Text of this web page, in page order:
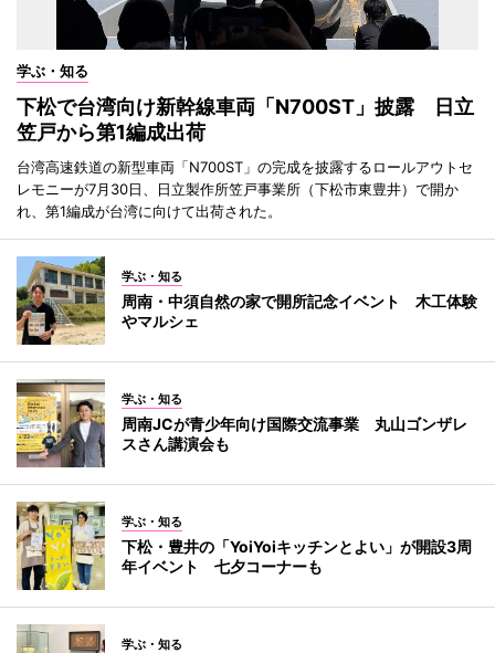
学ぶ・知る
下松で台湾向け新幹線車両「N700ST」披露 日立
笠戸から第1編成出荷
台湾高速鉄道の新型車両「N700ST」の完成を披露するロールアウトセ
レモニーが7月30日、日立製作所笠戸事業所（下松市東豊井）で開か
れ、第1編成が台湾に向けて出荷された。
学ぶ・知る
周南・中須自然の家で開所記念イベント 木工体験
やマルシェ
学ぶ・知る
周南JCが青少年向け国際交流事業 丸山ゴンザレ
スさん講演会も
学ぶ・知る
下松・豊井の「YoiYoiキッチンとよい」が開設3周
年イベント 七夕コーナーも
学ぶ・知る